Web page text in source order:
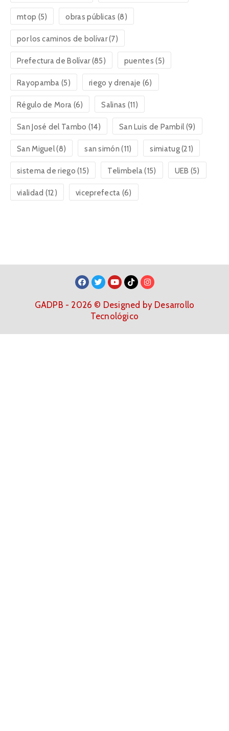
mtop (5) obras públicas (8)
por los caminos de bolívar(7)
Prefectura de Bolívar(85) puentes (5)
Rayopamba (5) riego y drenaje (6)
Régulo de Mora (6) Salinas (11)
San José del Tambo (14) San Luis de Pambil(9)
San Miguel(8) san simón (11) simiatug(21)
sistema de riego (15) Telimbela(15) UEB (5)
vialidad (12) viceprefecta (6)
GADPB - 2026 © Designed by Desarrollo
Tecnológico